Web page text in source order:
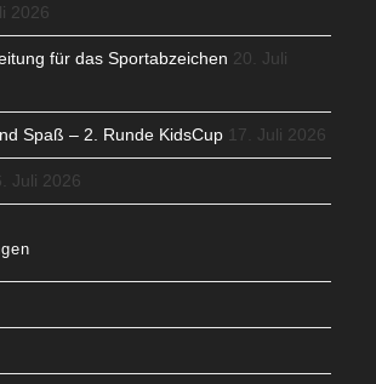
2026
für das Sportabzeichen 20. Juli
Spaß – 2. Runde KidsCup 17. Juli 2026
Juli 2026